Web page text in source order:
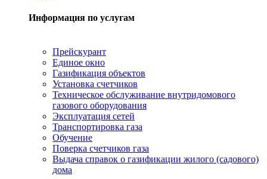
Информация по услугам
Прейскурант
Единое окно
Газификация объектов
Установка счетчиков
Техническое обслуживание внутридомового
газового оборудования
Эксплуатация сетей
Транспортировка газа
Обучение
Поверка счетчиков газа
Выдача справок о газификации жилого (садового)
дома